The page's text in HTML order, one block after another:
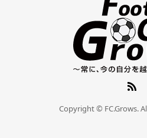
Copyright © FC.Grows.